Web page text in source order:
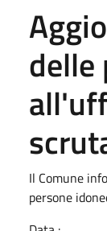
delle
Il Comune
persone